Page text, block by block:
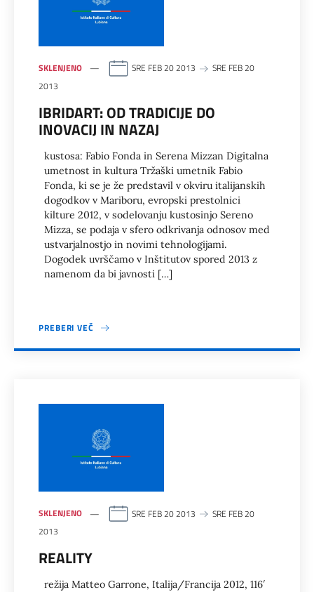
SKLENJENO SRE FEB 20 2013
SRE FEB 20
2013
IBRIDART: OD TRADICIJE DO
INOVACIJ IN NAZAJ
kustosa: Fabio Fonda in Serena Mizzan Digitalna
umetnost in kultura Tržaški umetnik Fabio
Fonda, ki se je že predstavil v okviru italijanskih
dogodkov v Mariboru, evropski prestolnici
kilture 2012, v sodelovanju kustosinjo Sereno
Mizza, se podaja v sfero odkrivanja odnosov med
ustvarjalnostjo in novimi tehnologijami.
Dogodek uvrščamo v Inštitutov spored 2013 z
namenom da bi javnosti […]
PREBERI VEČ
SKLENJENO SRE FEB 20 2013
SRE FEB 20
2013
REALITY
režija Matteo Garrone, Italija/Francija 2012, 116′